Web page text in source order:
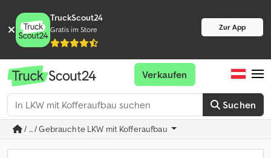
TruckScout24
Gratis im Store Zur App
Suchen
Verkaufen
/ ... / Gebrauchte LKW mit Kofferaufbau